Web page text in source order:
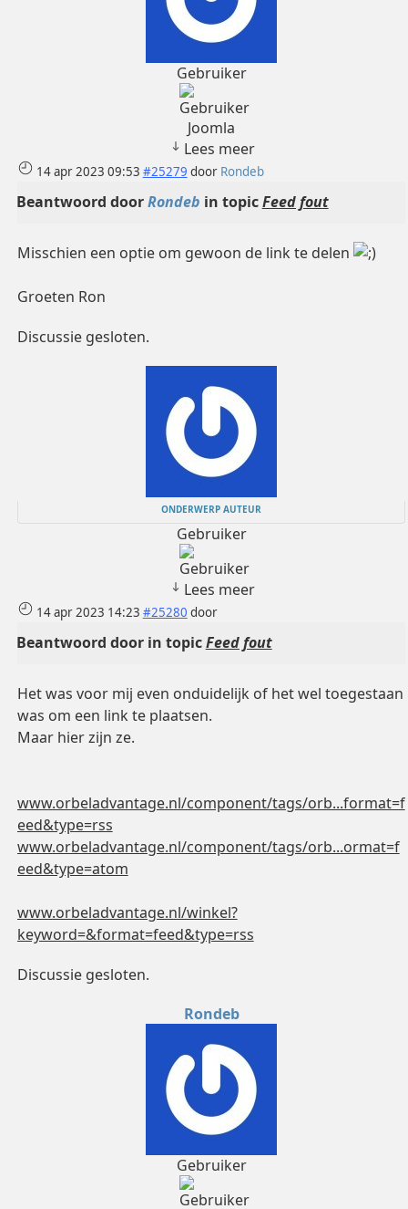
Gebruiker
Joomla
Lees meer
14 apr 2023 09:53 #25279 door Rondeb
Beantwoord doorRondeb in topicFeed fout
Misschien een optie om gewoon de link te delen
Groeten Ron
Discussie gesloten.
ONDERWERP AUTEUR
Gebruiker
Lees meer
14 apr 2023 14:23 #25280 door
Beantwoord door in topicFeed fout
Het was voor mij even onduidelijk of het wel toegestaan
was om een link te plaatsen.
Maar hier zijn ze.
www.orbeladvantage.nl/component/tags/orb...format=f
eed&type=rss
www.orbeladvantage.nl/component/tags/orb...ormat=f
eed&type=atom
www.orbeladvantage.nl/winkel?
keyword=&format=feed&type=rss
Discussie gesloten.
Rondeb
Gebruiker